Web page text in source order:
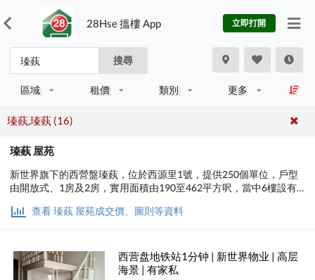
28Hse 搵樓 App 立即打開
搜尋
區域 租價 類別 更多
瑧蓺,瑧蓺 (16)
瑧蓺 屋苑
新世界旗下的西營盤瑧蓺，位於西源里1號，提供250個單位，戶型
由開放式、1房及2房，實用面積由190至462平方呎，當中6樓設有
查看 瑧蓺 屋苑成交價、圖則等資料
西营盘地铁站1分钟 | 新世界物业 | 高层
海景 | 有家私